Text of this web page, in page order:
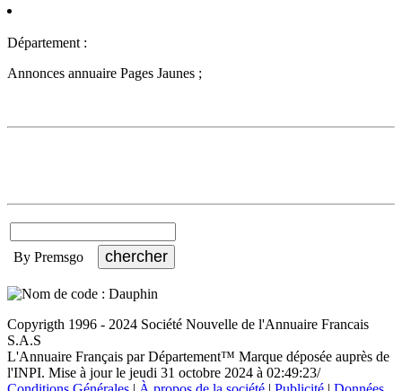
Département :
Annonces annuaire Pages Jaunes ;
By Premsgo
Copyrigth 1996 - 2024 Société Nouvelle de l'Annuaire Francais
S.A.S
L'Annuaire Français par Département™ Marque déposée auprès de
l'INPI. Mise à jour le jeudi 31 octobre 2024 à 02:49:23/